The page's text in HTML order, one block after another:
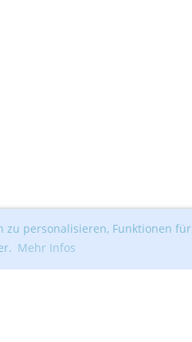
zu personalisieren, Funktionen
Mehr Infos